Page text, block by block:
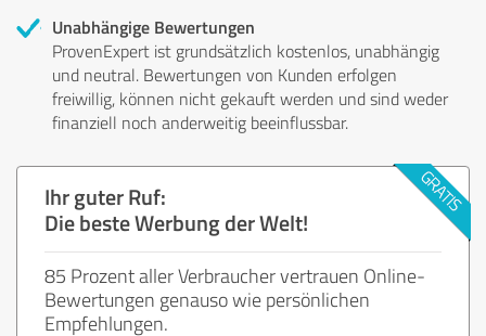
Unabhängige Bewertungen
ProvenExpert ist grundsätzlich kostenlos, unabhängig
und neutral. Bewertungen von Kunden erfolgen
freiwillig, können nicht gekauft werden und sind weder
finanziell noch anderweitig beeinflussbar.
Ihr guter Ruf:
Die beste Werbung der Welt!
85 Prozent aller Verbraucher vertrauen Online-
Bewertungen genauso wie persönlichen
Empfehlungen.